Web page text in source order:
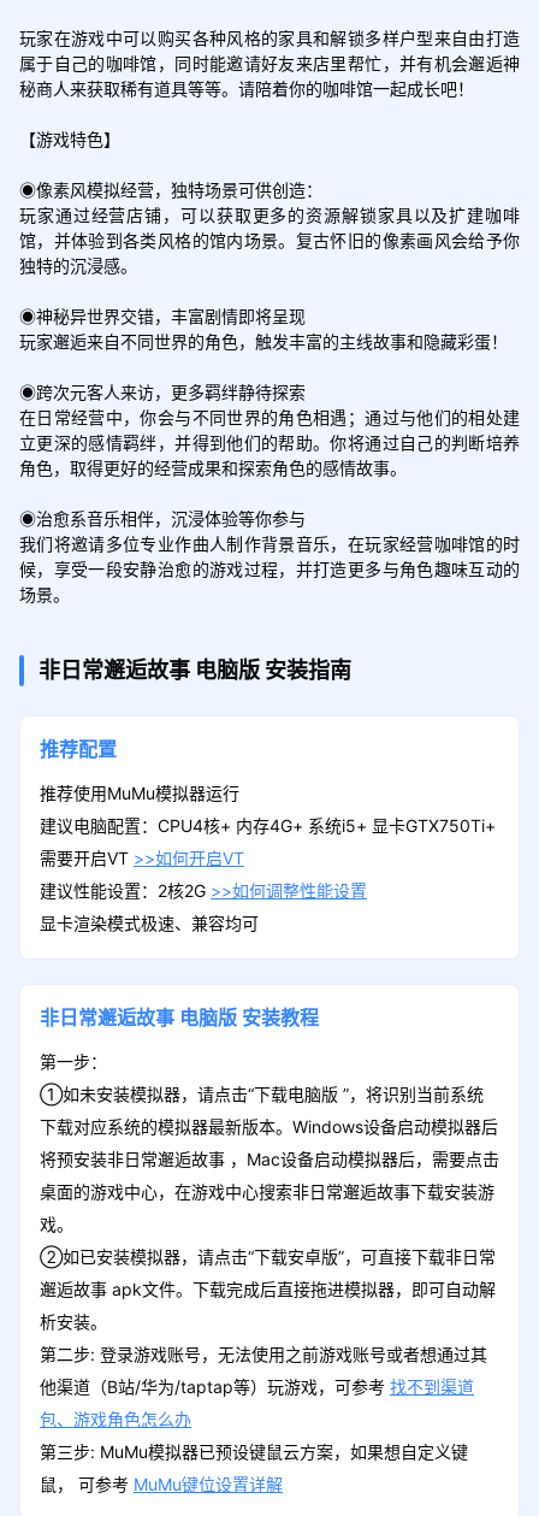
玩家在游戏中可以购买各种风格的家具和解锁多样户型来自由打造
属于自己的咖啡馆，同时能邀请好友来店里帮忙，并有机会邂逅神
秘商人来获取稀有道具等等。请陪着你的咖啡馆一起成长吧！
【游戏特色】
◉像素风模拟经营，独特场景可供创造：
玩家通过经营店铺，可以获取更多的资源解锁家具以及扩建咖啡
馆，并体验到各类风格的馆内场景。复古怀旧的像素画风会给予你
独特的沉浸感。
◉神秘异世界交错，丰富剧情即将呈现
玩家邂逅来自不同世界的角色，触发丰富的主线故事和隐藏彩蛋！
◉跨次元客人来访，更多羁绊静待探索
在日常经营中，你会与不同世界的角色相遇；通过与他们的相处建
立更深的感情羁绊，并得到他们的帮助。你将通过自己的判断培养
角色，取得更好的经营成果和探索角色的感情故事。
◉治愈系音乐相伴，沉浸体验等你参与
我们将邀请多位专业作曲人制作背景音乐，在玩家经营咖啡馆的时
候，享受一段安静治愈的游戏过程，并打造更多与角色趣味互动的
场景。
非日常邂逅故事 电脑版 安装指南
推荐配置
推荐使用MuMu模拟器运行
建议电脑配置：CPU4核+ 内存4G+ 系统i5+ 显卡GTX750Ti+
需要开启VT >>如何开启VT
建议性能设置：2核2G >>如何调整性能设置
显卡渲染模式极速、兼容均可
非日常邂逅故事 电脑版 安装教程
第一步：
①如未安装模拟器，请点击“下载电脑版 ”，将识别当前系统
下载对应系统的模拟器最新版本。Windows设备启动模拟器后
将预安装非日常邂逅故事 ，Mac设备启动模拟器后，需要点击
桌面的游戏中心，在游戏中心搜索非日常邂逅故事下载安装游
戏。
②如已安装模拟器，请点击“下载安卓版”，可直接下载非日常
邂逅故事 apk文件。下载完成后直接拖进模拟器，即可自动解
析安装。
第二步: 登录游戏账号，无法使用之前游戏账号或者想通过其
他渠道（B站/华为/taptap等）玩游戏，可参考 找不到渠道
包、游戏角色怎么办
第三步: MuMu模拟器已预设键鼠云方案，如果想自定义键
鼠， 可参考 MuMu键位设置详解